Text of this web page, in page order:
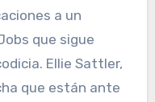
a un
que sigue
Ellie Sattler,
que están ante